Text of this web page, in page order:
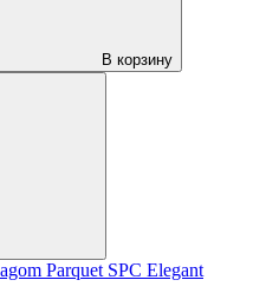
В корзину